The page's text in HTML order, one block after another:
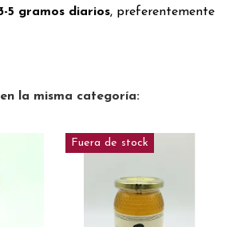
5 gramos diarios, preferentemente
la misma categoría:
Fuera de stock